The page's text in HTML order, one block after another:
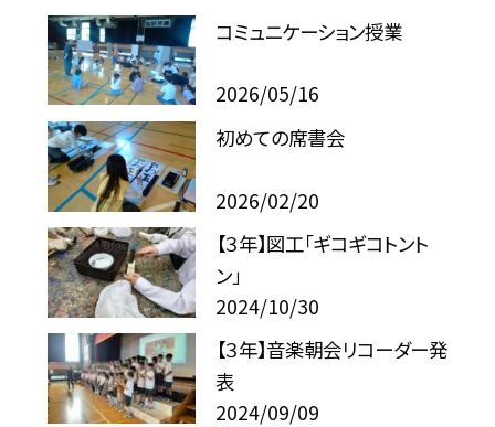
コミュニケーション授業
2026/05/16
初めての席書会
2026/02/20
【３年】図工「ギコギコトント
ン」
2024/10/30
【３年】音楽朝会リコーダー発
表
2024/09/09